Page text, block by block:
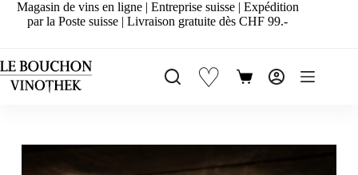
PasserMagasin de vins en ligne | Entreprise suisse | Expédition
par la Poste suisse | Livraison gratuite dès CHF 99.-
♡
Panier